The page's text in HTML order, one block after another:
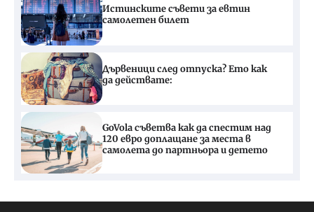
Истинските съвети за евтин
самолетен билет
Дървеници след отпуска? Ето как
да действате:
GoVola съветва как да спестим над
120 евро доплащане за места в
самолета до партньора и детето